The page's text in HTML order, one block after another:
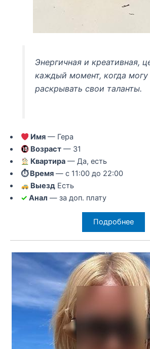
Энергичная и креативная,
каждый момент, когда могу
раскрывать свои таланты.
Имя — Гера
Возраст — 31
Квартира — Да, есть
⏱ Время— с 11:00 до 22:00
Выезд Есть
✓ Анал — за доп. плату
Подробнее